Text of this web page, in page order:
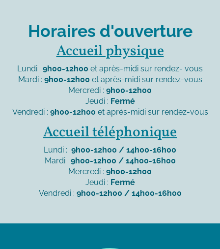
Horaires d'ouverture
Accueil physique
Lundi : 9h00-12h00 et après-midi sur rendez- vous
Mardi : 9h00-12h00 et après-midi sur rendez-vous
Mercredi : 9h00-12h00
Jeudi : Fermé
Vendredi : 9h00-12h00 et après-midi sur rendez-vous
Accueil téléphonique
Lundi : 9h00-12h00 / 14h00-16h00
Mardi : 9h00-12h00 / 14h00-16h00
Mercredi : 9h00-12h00
Jeudi : Fermé
Vendredi : 9h00-12h00 / 14h00-16h00